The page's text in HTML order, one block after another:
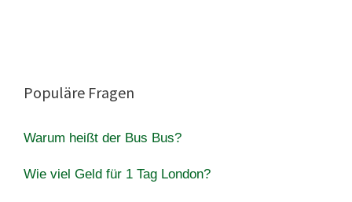
Populäre Fragen
Warum heißt der Bus Bus?
Wie viel Geld für 1 Tag London?